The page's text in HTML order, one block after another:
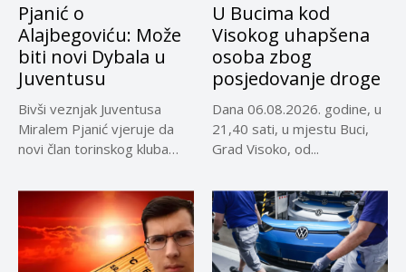
Pjanić o
Alajbegoviću: Može
biti novi Dybala u
Juventusu
Bivši veznjak Juventusa
Miralem Pjanić vjeruje da
novi član torinskog kluba
U Bucima kod
Visokog uhapšena
osoba zbog
posjedovanje droge
Dana 06.08.2026. godine, u
21,40 sati, u mjestu Buci,
Grad Visoko, od...